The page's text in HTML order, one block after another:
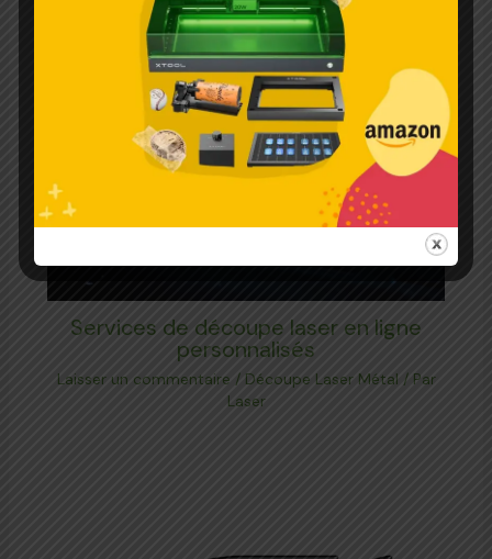
Services de découpe laser en ligne
personnalisés
Laisser un commentaire / Découpe Laser Métal / Par
Laser